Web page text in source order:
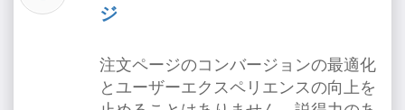
ジ
注文ページのコンバージョンの最適化
とユーザーエクスペリエンスの向上を